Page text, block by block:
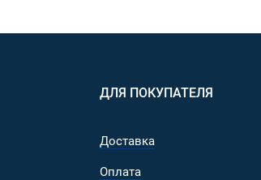
ДЛЯ ПОКУПАТЕЛЯ
Доставка
Оплата